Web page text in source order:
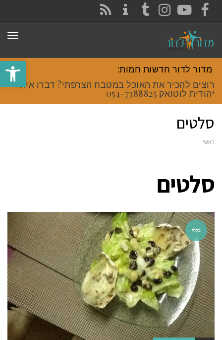
פתח
FACEBOOK
YOUTUBE
INSTAGRAM
TUMBLR
מדור לדור חדשות חמות:
רוצים להכיר את האוכל במטבח הצרפתי? דברו איתי
יהודית לוטואק 054-7388825.
סלטים
ראשי
סלטים
כללי